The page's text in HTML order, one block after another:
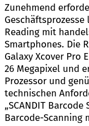
Zunehmend
Reading mit
Smartphones. Die
Galaxy Xcover Pro
26 Megapixel und
Prozessor und
technischen
„SCANDIT
Barcode-Scanning